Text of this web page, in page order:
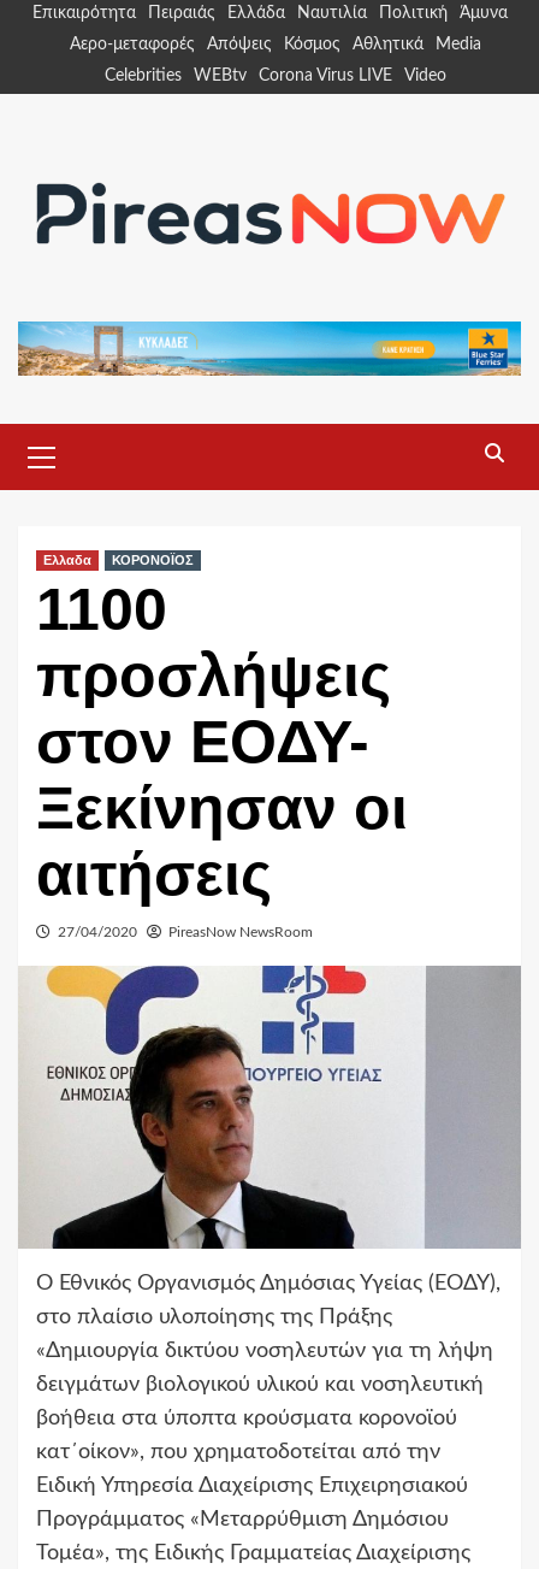
Επικαιρότητα Πειραιάς Ελλάδα Ναυτιλία Πολιτική
Άμυνα
Αερο-μεταφορές
Απόψεις Κόσμος Αθλητικά
Media
Celebrities
WEBtv Corona Virus LIVE Video
Menu
Ελλαδα ΚΟΡΟΝΟΪΟΣ
1100
προσλήψεις
στον ΕΟΔΥ-
Ξεκίνησαν οι
αιτήσεις
27/04/2020 PireasNow NewsRoom
Ο Εθνικός Οργανισμός Δημόσιας Υγείας (ΕΟΔΥ),
στο πλαίσιο υλοποίησης της Πράξης
«Δημιουργία δικτύου νοσηλευτών για τη λήψη
δειγμάτων βιολογικού υλικού και νοσηλευτική
βοήθεια στα ύποπτα κρούσματα κορονοϊού
κατ΄οίκoν», που χρηματοδοτείται από την
Ειδική Υπηρεσία Διαχείρισης Επιχειρησιακού
Προγράμματος «Μεταρρύθμιση Δημόσιου
Τομέα», της Ειδικής Γραμματείας Διαχείρισης